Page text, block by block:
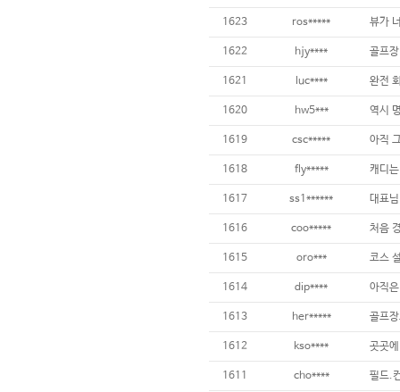
1623 ros***** 뷰가
1622 hjy****
1621 luc****
1620 hw5***
1619 csc*****
1618 fly*****
1617 ss1******
1616 coo*****
1615 oro***
1614 dip**** 아직
1613 her*****
1612 kso****
1611 cho****